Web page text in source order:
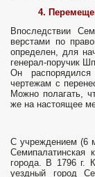
4.
Впоследствии
верстами по
определен, для
генерал-поручик
Он
чертежам с
Можно полагать,
же на настоящее
С учреждением (6
Семипалатинская
города. В 1796 г.
уездный город